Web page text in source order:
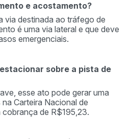
e acostamento?
via destinada ao tráfego de
é uma via lateral e que deve
emergenciais.
sobre a pista de
esse ato pode gerar uma
Carteira Nacional de
de R$195,23.